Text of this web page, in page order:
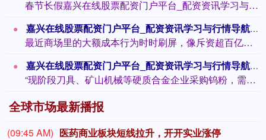
春节长假嘉兴在线股票配资门户平台_配资资讯学习与行情导航，上海年货花费再次迎来岑...
嘉兴在线股票配资门户平台_配资资讯学习与行情导航 百亿成本行为频出，贸易真相藏在哪
最近商场里的大额成本行为时时刷屏，像斥资超百亿采购就业器、投数十亿元新建分娩名堂...
嘉兴在线股票配资门户平台_配资资讯学习与行情导航 钨粉价钱一年狂飙近五倍转变高 产业链集体调价 业内：短期内供需急切形状难改
“现阶段刀具、矿山机械等硬质合金企业采购钨粉，需要提前预定，以至要交100%预支...
全球市场最新播报
(09:45 AM) 医药商业板块短线拉升，开开实业涨停